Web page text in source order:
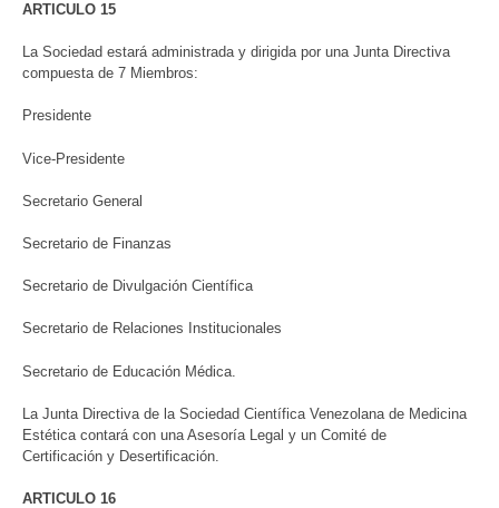
ARTICULO 15
La Sociedad estará administrada y dirigida por una Junta Directiva
compuesta de 7 Miembros:
Presidente
Vice-Presidente
Secretario General
Secretario de Finanzas
Secretario de Divulgación Científica
Secretario de Relaciones Institucionales
Secretario de Educación Médica.
La Junta Directiva de la Sociedad Científica Venezolana de Medicina
Estética contará con una Asesoría Legal y un Comité de
Certificación y Desertificación.
ARTICULO 16